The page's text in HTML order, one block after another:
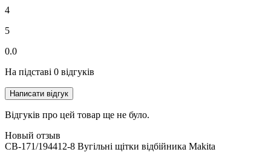
4
5
0.0
На підставі 0 відгуків
Написати відгук
Відгуків про цей товар ще не було.
Новый отзыв
CB-171/194412-8 Вугільні щітки відбійника Makita